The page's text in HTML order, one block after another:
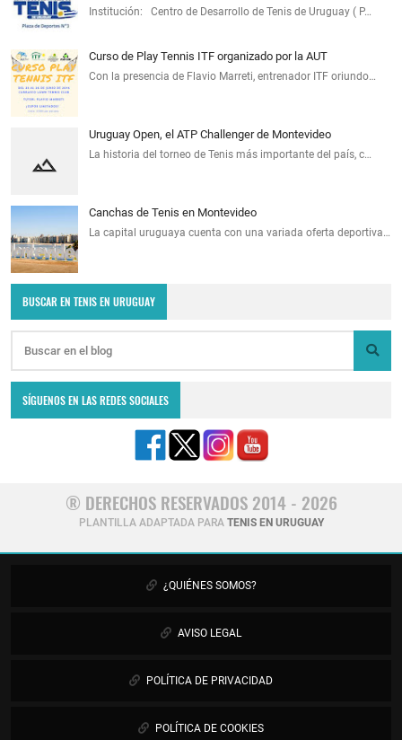
Institución: Centro de Desarrollo de Tenis de Uruguay ( P…
Curso de Play Tennis ITF organizado por la AUT
Con la presencia de Flavio Marreti, entrenador ITF oriundo…
Uruguay Open, el ATP Challenger de Montevideo
La historia del torneo de Tenis más importante del país, c…
Canchas de Tenis en Montevideo
La capital uruguaya cuenta con una variada oferta deportiva…
BUSCAR EN TENIS EN URUGUAY
SÍGUENOS EN LAS REDES SOCIALES
® DERECHOS RESERVADOS 2014 - 2026
PLANTILLA ADAPTADA PARA TENIS EN URUGUAY
¿QUIÉNES SOMOS?
AVISO LEGAL
POLÍTICA DE PRIVACIDAD
POLÍTICA DE COOKIES